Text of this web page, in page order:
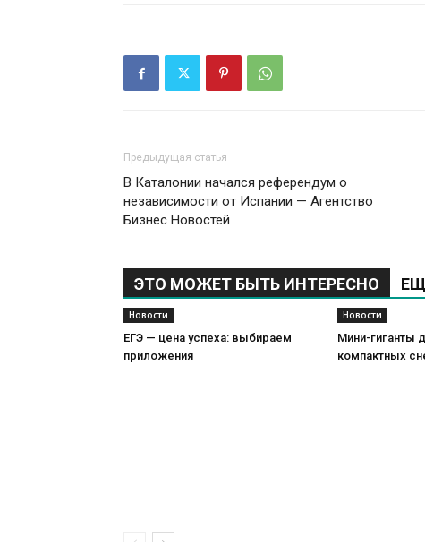
Предыдущая статья
В Каталонии начался референдум о
независимости от Испании — Агентство
Бизнес Новостей
ЭТО МОЖЕТ БЫТЬ ИНТЕРЕСНО
Новости
ЕГЭ — цена успеха: выбираем
приложения
Новости
Мини-гиганты
компактных